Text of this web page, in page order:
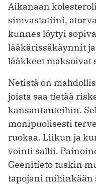
Aikanaan
simvastatiini,
kunnes löytyi
lääkärissäkäynnit
lääkkeet maksoivat
Netistä on
joista saa tietää
kansantauteihin.
monipuolisesti
ruokaa. Liikun ja
vointi sallii.
Geenitieto tuskin
tapojani mihinkään